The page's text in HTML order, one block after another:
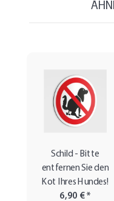
Schild - Bitte
entfernen Sie den
Kot Ihres Hundes!
6,90 €*